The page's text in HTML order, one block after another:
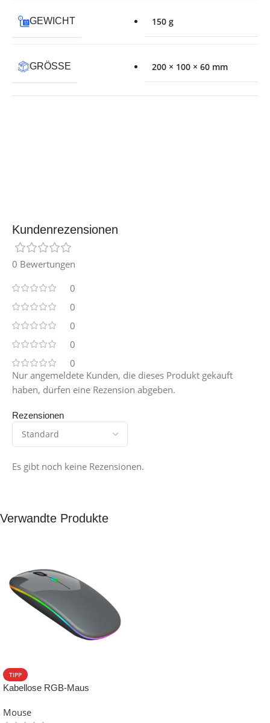
GEWICHT 150 g
GRÖSSE 200 × 100 × 60 mm
Kundenrezensionen
0 Bewertungen
0
0
0
0
0
Rezensionen
Es gibt noch keine Rezensionen.
Nur angemeldete Kunden, die dieses Produkt gekauft
haben, dürfen eine Rezension abgeben.
Verwandte Produkte
TIPP
Kabellose RGB-Maus
Mouse